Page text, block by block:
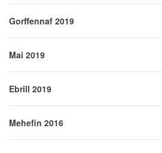
Gorffennaf 2019
Mai 2019
Ebrill 2019
Mehefin 2016